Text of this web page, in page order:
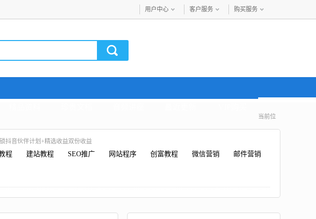
用户中心 客户服务 购买服务
当前位
抖音伙伴计划+精选收益双份收益
程 建站教程 SEO推广 网站程序 创富教程 微信营销 邮件营销